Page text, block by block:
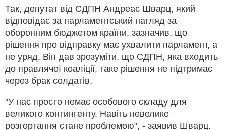
Так, депутат від СДПН Андреас Шварц, який
відповідає за парламентський нагляд за
оборонним бюджетом країни, зазначив, що
рішення про відправку має ухвалити парламент, а
не уряд. Він дав зрозуміти, що СДПН, яка входить
до правлячої коаліції, таке рішення не підтримає
через брак солдатів.
"У нас просто немає особового складу для
великого контингенту. Навіть невелике
розгортання стане проблемою", - заявив Шварц.